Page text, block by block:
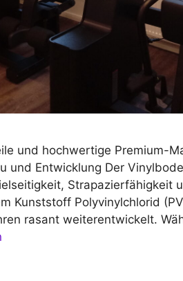
und hochwertige Premium-
und Entwicklung Der
Strapazierfähigkeit
Kunststoff Polyvinylchlorid
rasant weiterentwickelt.